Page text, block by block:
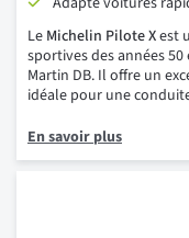
Le Michelin Pilote Xest
sportives des années 50
Martin DB. Il offre un
idéale pour une
En savoir plus